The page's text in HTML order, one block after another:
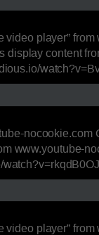
player”
content
www.youtube-
player”